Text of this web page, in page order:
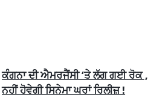
ਕੰਗਨਾ ਦੀ ਐਮਰਜੈਂਸੀ ‘ਤੇ ਲੱਗ ਗਈ ਰੋਕ ,
ਨਹੀਂ ਹੋਵੇਗੀ ਸਿਨੇਮਾ ਘਰਾਂ ਰਿਲੀਜ਼ !